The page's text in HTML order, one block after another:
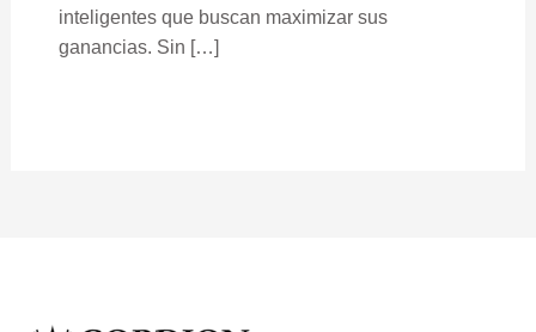
inteligentes que buscan maximizar sus
ganancias. Sin […]